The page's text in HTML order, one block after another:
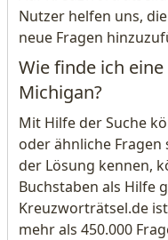
Nutzer helfen uns,
neue Fragen
Wie finde ich
Michigan?
Mit Hilfe der Suche
oder ähnliche Fragen
der Lösung kennen,
Buchstaben als Hilfe
Kreuzworträtsel.de
mehr als 450.000